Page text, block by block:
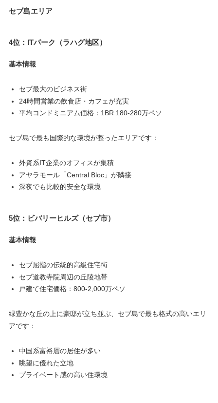
セブ島エリア
4位：ITパーク（ラハグ地区）
基本情報
セブ最大のビジネス街
24時間営業の飲食店・カフェが充実
平均コンドミニアム価格：1BR 180-280万ペソ
セブ島で最も国際的な環境が整ったエリアです：
外資系IT企業のオフィスが集積
アヤラモール「Central Bloc」が隣接
深夜でも比較的安全な環境
5位：ビバリーヒルズ（セブ市）
基本情報
セブ屈指の伝統的高級住宅街
セブ道教寺院周辺の丘陵地帯
戸建て住宅価格：800-2,000万ペソ
緑豊かな丘の上に豪邸が立ち並ぶ、セブ島で最も格式の高いエリ
アです：
中国系富裕層の居住が多い
眺望に優れた立地
プライベート感の高い住環境